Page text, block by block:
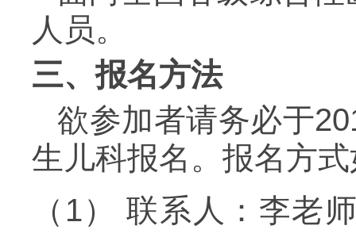
人员。
三、报名方法
欲参加者请务必于
生儿科报名。报名方
（ 1）
联系人：李老